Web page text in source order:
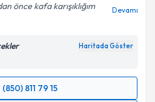
önce kafa karışıklığım
Devamı
Haritada Göster
(850) 811 79 15
Talebi